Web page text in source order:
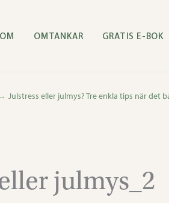
OM OMTANKAR GRATIS E-BOK
Julstress eller julmys? Tre enkla tips när det
julmys_2